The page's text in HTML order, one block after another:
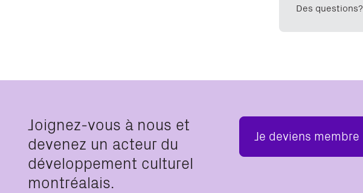
Des questions?
Joignez-vous à nous et
devenez un acteur du
développement culturel
montréalais.
Je deviens membre